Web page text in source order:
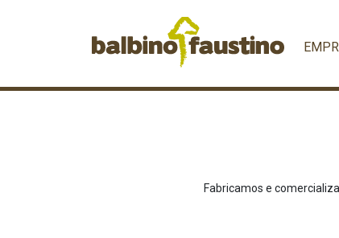
Fabricamos e